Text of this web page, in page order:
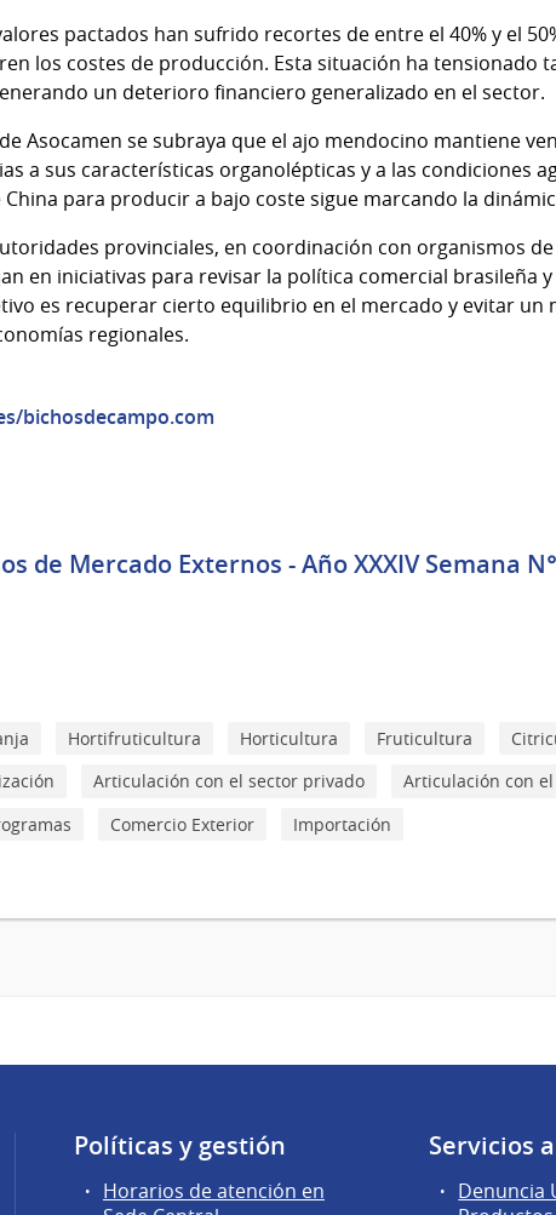
pactados han sufrido recortes de entre el 40% y el
los costes de producción. Esta situación ha tensionado
un deterioro financiero generalizado en el sector.
Asocamen se subraya que el ajo mendocino mantiene
a sus características organolépticas y a las condiciones
para producir a bajo coste sigue marcando la
provinciales, en coordinación con organismos
en iniciativas para revisar la política comercial brasileña
es recuperar cierto equilibrio en el mercado y evitar un
regionales.
bichosdecampo.com
de Mercado Externos - Año XXXIV Semana
Hortifruticultura Horticultura Fruticultura
Articulación con el sector privado
Articulación con
Comercio Exterior Importación
Políticas y gestión
Horarios de atención en
Servicios
Denuncia